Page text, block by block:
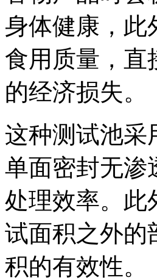
身体健康，此
食用质量，直
的经济损失。
这种测试池采
单面密封无渗
处理效率。此
试面积之外的
积的有效性。